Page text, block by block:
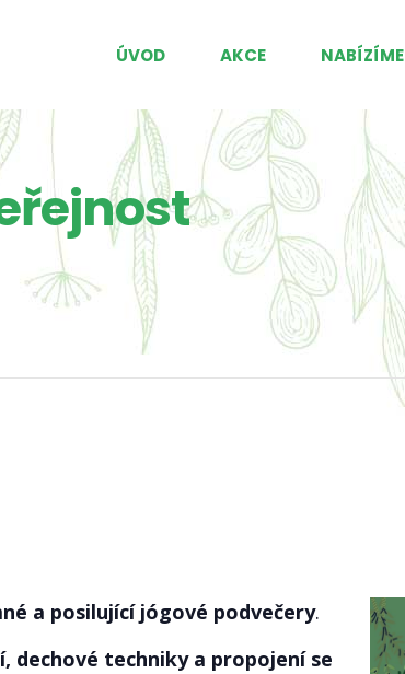
ÚVOD AKCE NABÍZÍME
a posilující jógové podvečery.
dechové techniky a propojení se